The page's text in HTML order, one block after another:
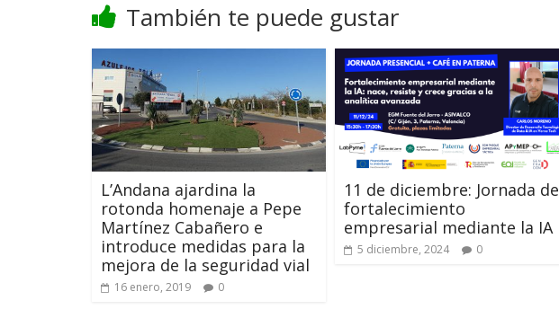
También te puede gustar
L’Andana ajardina la
rotonda homenaje a Pepe
Martínez Cabañero e
introduce medidas para la
mejora de la seguridad vial
16 enero, 2019 0
11 de diciembre: Jornada de
fortalecimiento
empresarial mediante la IA
5 diciembre, 2024 0